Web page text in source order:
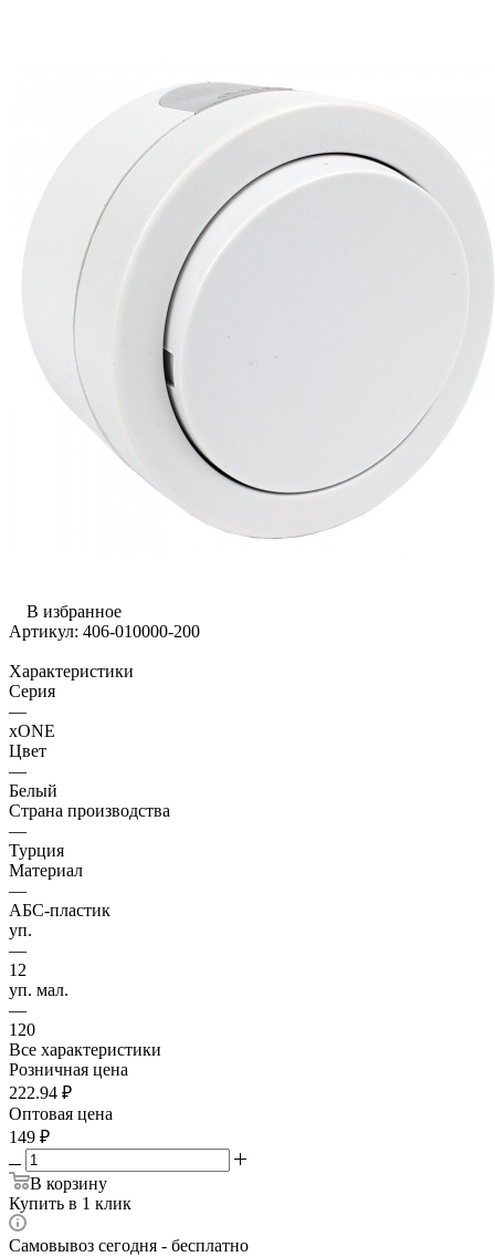
В избранное
Артикул: 406-010000-200
Характеристики
Серия
—
xONE
Цвет
—
Белый
Страна производства
—
Турция
Материал
—
АБС-пластик
уп.
—
12
уп. мал.
—
120
Все характеристики
Розничная цена
222.94 ₽
Оптовая цена
149 ₽
В корзину
Купить в 1 клик
Самовывоз сегодня - бесплатно